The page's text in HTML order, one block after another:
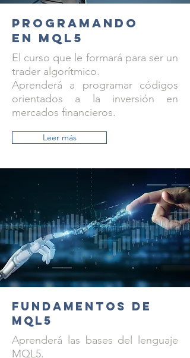
Programando
en MQL5
El curso que le formará para ser un
trader algorítmico.
Aprenderá a programar códigos
orientados a la inversión en
mercados financieros.
Leer más
Fundamentos de
MQL5
Aprenderá las bases del lenguaje
MQL5.